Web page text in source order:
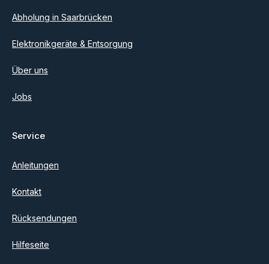
Abholung in Saarbrücken
Elektronikgeräte & Entsorgung
Über uns
Jobs
Service
Anleitungen
Kontakt
Rücksendungen
Hilfeseite